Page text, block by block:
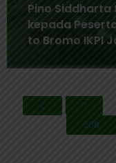
Pino Siddharta
kepada
to Bromo IKPI
1
208